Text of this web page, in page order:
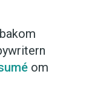
om